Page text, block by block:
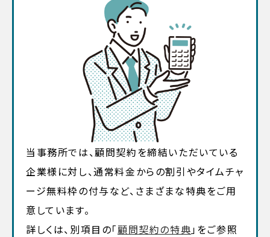
当事務所では、顧問契約を締結いただいている
企業様に対し、通常料金からの割引やタイムチャ
ージ無料枠の付与など、さまざまな特典をご用
意しています。
詳しくは、別項目の「顧問契約の特典」をご参照